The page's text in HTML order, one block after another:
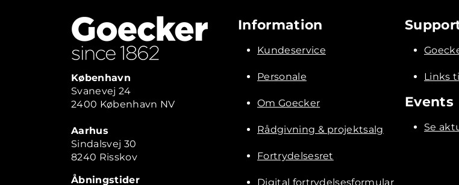
København
Svanevej 24
2400 København NV
Aarhus
Sindalsvej 30
8240 Risskov
Åbningstider
Information
Kundeservice
Personale
Om Goecker
Rådgivning & projektsalg
Fortrydelsesret
Digital fortrydelsesformular
Links
Events
Se